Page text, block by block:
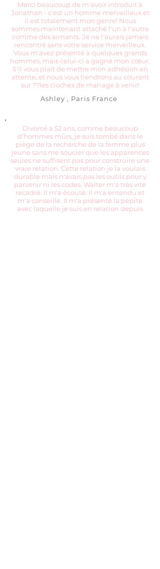
Merci beaucoup de m'avoir introduit à
Jonathan - c'est un homme merveilleux et
il est totalement mon genre! Nous
sommes maintenant attaché l'un à l'autre
comme des aimants. Je ne l'aurais jamais
rencontré sans votre service merveilleux.
Vous m'avez présenté à quelques grands
hommes, mais celui-ci a gagné mon cœur.
S'il vous plaît de mettre mon adhésion en
attente, et nous vous tiendrons au courant
sur ??les cloches de mariage à venir!
Ashley , Paris France
Divorcé à 52 ans, comme beaucoup
d'hommes mûrs, je suis tombé dans le
piège de la recherche de la femme plus
jeune sans me soucier que les apparences
seules ne suffisent pas pour construire une
vraie relation. Cette relation je la voulais
durable mais n'avais pas les outils pour y
parvenir ni les codes. Walter m'a très vite
recadré. Il m'a écouté. Il m'a entendu et
m'a conseillé. Il m'a présenté la pépite
avec laquelle je suis en relation depuis